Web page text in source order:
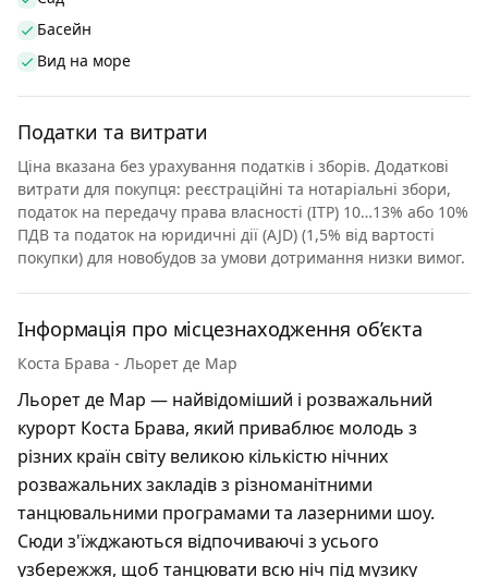
Басейн
Вид на море
Податки та витрати
Ціна вказана без урахування податків і зборів. Додаткові
витрати для покупця: реєстраційні та нотаріальні збори,
податок на передачу права власності (ITP) 10…13% або 10%
ПДВ та податок на юридичні дії (AJD) (1,5% від вартості
покупки) для новобудов за умови дотримання низки вимог.
Інформація про місцезнаходження об’єкта
Коста Брава - Льорет де Мар
Льорет де Мар — найвідоміший і розважальний
курорт Коста Брава, який приваблює молодь з
різних країн світу великою кількістю нічних
розважальних закладів з різноманітними
танцювальними програмами та лазерними шоу.
Сюди з'їжджаються відпочиваючі з усього
узбережжя, щоб танцювати всю ніч під музику